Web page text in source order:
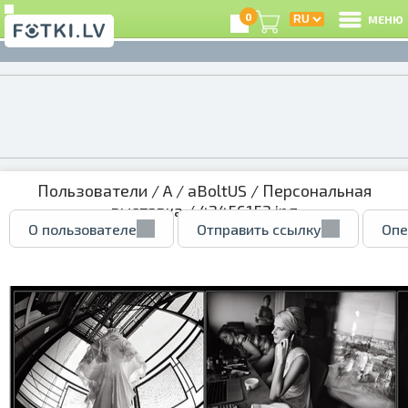
0 МЕНЮ
Пользователи /A/ aBoltUS / Персональная
выставка/ 42456153.jpg
О пользователе Отправить ссылку